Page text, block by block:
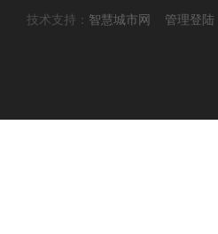
技术支持： 智慧城市网 管理登陆